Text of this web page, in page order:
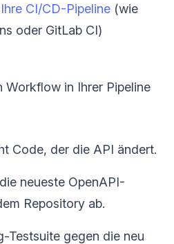
CI/CD-Pipeline (wie
oder GitLab CI)
Workflow in Ihrer Pipeline
Code, der die API ändert.
neueste OpenAPI-
Repository ab.
Testsuite gegen die neu